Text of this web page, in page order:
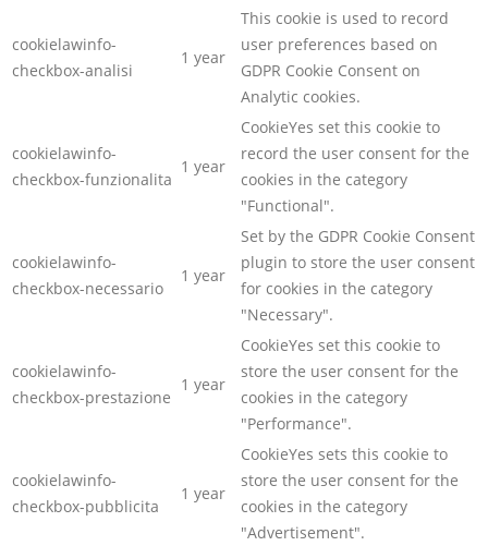
cookielawinfo-
checkbox-analisi
1 year
This cookie is used to record
user preferences based on
GDPR Cookie Consent on
Analytic cookies.
cookielawinfo-
checkbox-funzionalita
1 year
CookieYes set this cookie to
record the user consent for the
cookies in the category
"Functional".
cookielawinfo-
checkbox-necessario
1 year
Set by the GDPR Cookie Consent
plugin to store the user consent
for cookies in the category
"Necessary".
cookielawinfo-
checkbox-prestazione
1 year
CookieYes set this cookie to
store the user consent for the
cookies in the category
"Performance".
cookielawinfo-
checkbox-pubblicita
1 year
CookieYes sets this cookie to
store the user consent for the
cookies in the category
"Advertisement".